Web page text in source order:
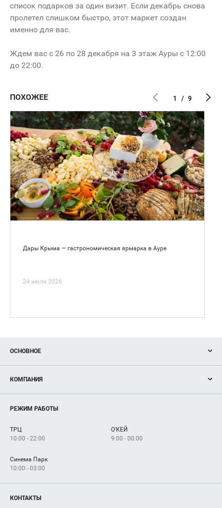
список подарков за один визит. Если декабрь снова
пролетел слишком быстро, этот маркет создан
именно для вас.
Ждем вас с 26 по 28 декабря на 3 этаж Ауры с 12:00
до 22:00.
ПОХОЖЕЕ
Дары Крыма — гастрономическая ярмарка в Ауре
24 июля 2026
1 / 9
ОСНОВНОЕ
Новости
Магазины
Услуги
КОМПАНИЯ
Рекламодателям
Как добраться
РЕЖИМ РАБОТЫ
ТРЦ
10:00 - 22:00
О'КЕЙ
9:00 - 00:00
Синема Парк
10:00 - 03:00
КОНТАКТЫ